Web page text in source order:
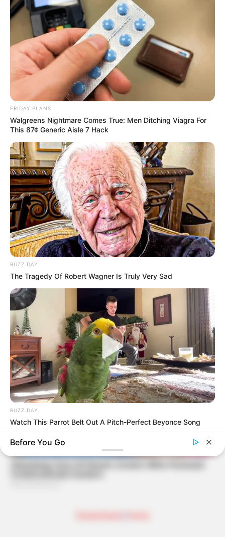
FRIDAY PLANS
Walgreens Nightmare Comes True: Men Ditching Viagra For
This 87¢ Generic Aisle 7 Hack
BUZZ DAY
The Tragedy Of Robert Wagner Is Truly Very Sad
BUZZ DAY
Watch This Parrot Belt Out A Pitch-Perfect Beyonce Song
Before You Go